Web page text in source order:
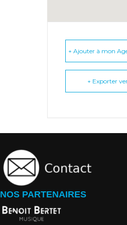
+ Ajouter à mon
+ Exporter
NOS PARTENAIRES